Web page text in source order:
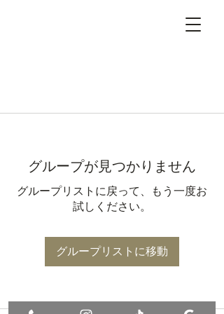
グループが見つかりません
グループリストに戻って、もう一度お
試しください。
グループリストに移動